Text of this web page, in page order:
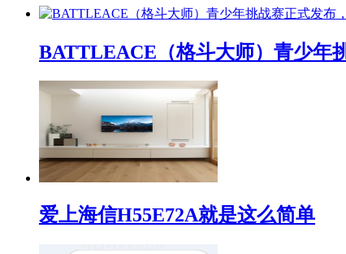
BATTLEACE（格斗大师）青少年
爱上海信H55E72A就是这么简单